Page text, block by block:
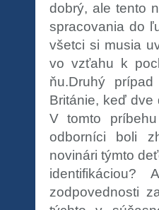
dobrý, ale tento
spracovania do
všetci si musia
vo vzťahu k
ňu.Druhý
Británie, keď dve
V tomto
odborníci boli
novinári týmto
zodpovednosti